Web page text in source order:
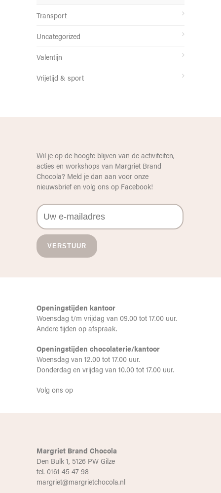
Transport
Uncategorized
Valentijn
Vrijetijd & sport
Wil je op de hoogte blijven van de activiteiten,
acties en workshops van Margriet Brand
Chocola? Meld je dan aan voor onze
nieuwsbrief en volg ons op Facebook!
Openingstijden kantoor
Woensdag t/m vrijdag van 09.00 tot 17.00 uur.
Andere tijden op afspraak.
Openingstijden chocolaterie/kantoor
Woensdag van 12.00 tot 17.00 uur.
Donderdag en vrijdag van 10.00 tot 17.00 uur.
Volg ons op
Margriet Brand Chocola
Den Bulk 1, 5126 PW Gilze
tel. 0161 45 47 98
margriet@margrietchocola.nl